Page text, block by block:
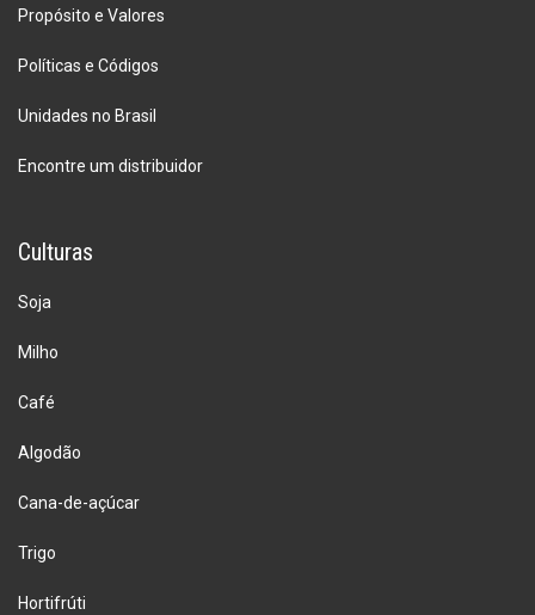
Propósito e Valores
Políticas e Códigos
Unidades no Brasil
Encontre um distribuidor
Culturas
Soja
Milho
Café
Algodão
Cana-de-açúcar
Trigo
Hortifrúti